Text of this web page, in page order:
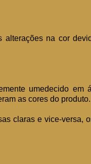
alterações na cor
umedecido em
as cores do produto.
claras e vice-versa,